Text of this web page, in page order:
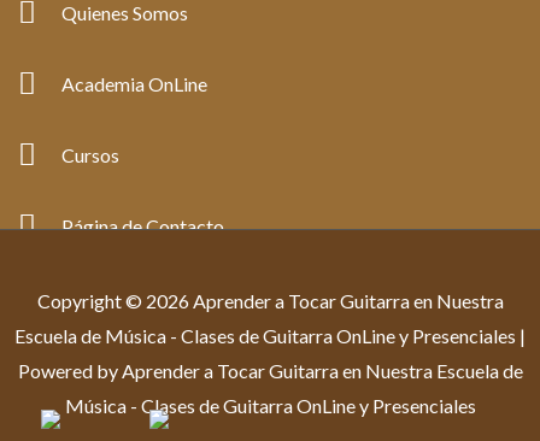
Quienes Somos
Academia OnLine
Cursos
Página de Contacto
Copyright © 2026 Aprender a Tocar Guitarra en Nuestra
Escuela de Música - Clases de Guitarra OnLine y Presenciales |
Powered by Aprender a Tocar Guitarra en Nuestra Escuela de
Música - Clases de Guitarra OnLine y Presenciales